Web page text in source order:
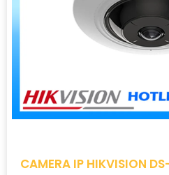
CAMERA IP HIKVISION